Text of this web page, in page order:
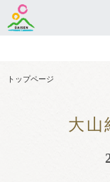
トップページ
大山